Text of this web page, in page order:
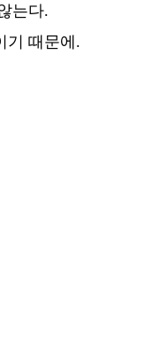
는다.
기 때문에.